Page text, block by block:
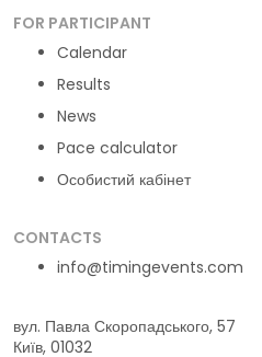
FOR PARTICIPANT
Calendar
Results
News
Pace calculator
Особистий кабінет
CONTACTS
info@timingevents.com
вул. Павла Скоропадського, 57
Київ, 01032